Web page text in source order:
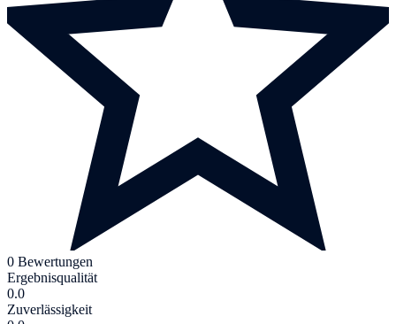
0 Bewertungen
Ergebnisqualität
0.0
Zuverlässigkeit